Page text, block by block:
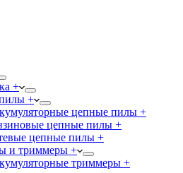
+
+
цепные пилы +
цепные пилы +
цепные пилы +
и триммеры +
триммеры +